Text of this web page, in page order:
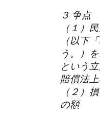
３ 争点
（１）
（以下
う。）
という
賠償法
（２）
の額